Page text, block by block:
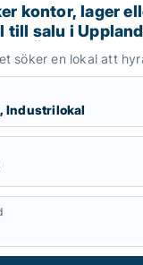
kontor, lager
salu i
Österåker m.fl.
söker en lokal att
Industrilokal